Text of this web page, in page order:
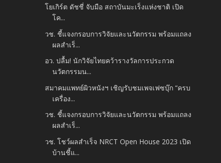
โยเกิร์ต ดัชชี่ จับมือ สถาบันมะเร็งแห่งชาติ เปิด
โค...
วช. ชี้แจงกรอบการวิจัยและนวัตกรรม พร้อมแถลง
ผลสำเร็...
อว. ปลื้ม! นักวิจัยไทยคว้ารางวัลการประกวด
นวัตกรรมน...
สมาคมแพทย์ผิวหนังฯ เชิญรับชมเพจเฟซบุ๊ก “ครบ
เครื่อง...
วช. ชี้แจงกรอบการวิจัยและนวัตกรรม พร้อมแถลง
ผลสำเร็...
วช. โชว์ผลสำเร็จ NRCT Open House 2023 เปิด
บ้านชี้แ...